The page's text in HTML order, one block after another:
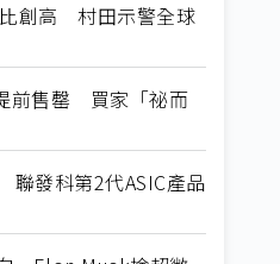
創高 村田示警全球
前售罄 買家「祕而
發科第2代ASIC產品